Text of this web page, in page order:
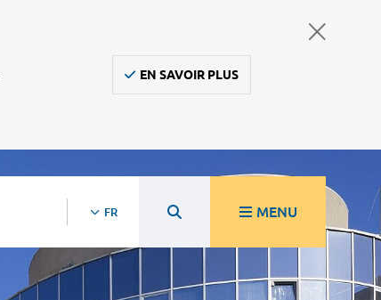
EN SAVOIR PLUS
FR MENU